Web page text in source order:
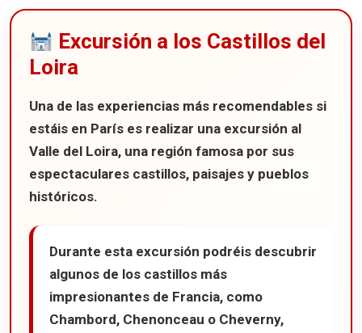
11 castillos que ver en el Valle del Loira
Chantilly
Comer en Bayeux
Castillo de Vaux-le-Vicomte
Disneyland París en un día
Excursión a los Castillos del
Loira
Una de las experiencias más recomendables si
estáis en París es realizar una excursión al
Valle del Loira, una región famosa por sus
espectaculares castillos, paisajes y pueblos
históricos.
Durante esta excursión podréis descubrir
algunos de los castillos más
impresionantes de Francia, como
Chambord, Chenonceau o Cheverny,